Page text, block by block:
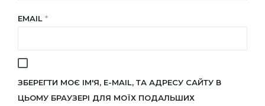
EMAIL *
ЗБЕРЕГТИ МОЄ ІМ'Я, E-MAIL, ТА АДРЕСУ САЙТУ В
ЦЬОМУ БРАУЗЕРІ ДЛЯ МОЇХ ПОДАЛЬШИХ